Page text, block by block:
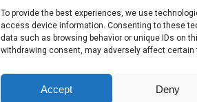
To provide the best experiences, we use
access device information. Consenting to these
data such as browsing behavior or unique IDs on
withdrawing consent, may adversely affect
Accept Deny